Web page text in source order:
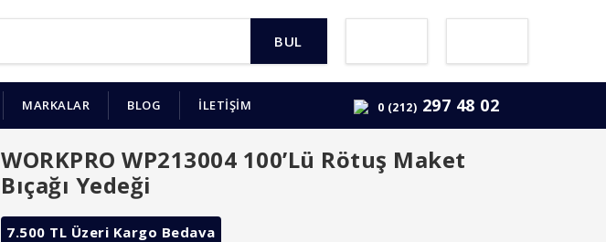
BUL
MARKALAR BLOG İLETİŞİM 0 (212) 297 48 02
WORKPRO WP213004 100’Lü Rötuş Maket
Bıçağı Yedeği
7.500 TL Üzeri Kargo Bedava